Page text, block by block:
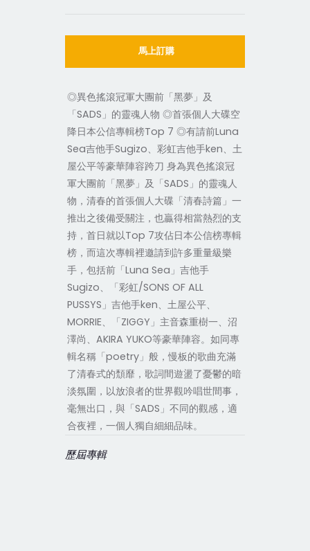
馬上訂購
◎異色搖滾冠軍大團前「黑夢」及
「SADS」的靈魂人物 ◎首張個人大碟空
降日本公信專輯榜Top 7 ◎有請前Luna
Sea吉他手Sugizo、彩虹吉他手ken、土
屋公平等豪華陣容跨刀 身為異色搖滾冠
軍大團前「黑夢」及「SADS」的靈魂人
物，清春的首張個人大碟「清春詩篇」一
推出之後備受關注，也贏得相當熱烈的支
持，首日就以Top 7攻佔日本公信榜專輯
榜，而這次專輯裡邀請到許多重量級樂
手，包括前「Luna Sea」吉他手
Sugizo、「彩虹/SONS OF ALL
PUSSYS」吉他手ken、土屋公平、
MORRIE、「ZIGGY」主音森重樹一、沼
澤尚、AKIRA YUKO等豪華陣容。如同專
輯名稱「poetry」般，慢板的歌曲充滿
了清春式的頹靡，歌詞間遊盪了憂鬱的暗
淡氛圍，以放浪者的世界觀吟唱世間事，
毫無出口，與「SADS」不同的觀感，適
合夜裡，一個人獨自細細品味。
歷屆專輯